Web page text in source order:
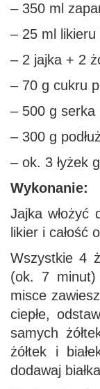
– 350 ml
– 25 ml
– 2 jajka + 2
– 70 g cukru
– 500 g serka
– 300 g
– ok. 3 łyżek
Wykonanie:
Jajka włożyć
likier i całość
Wszystkie 4
(ok. 7 minut)
misce
ciepłe,
samych
żółtek i
dodawaj